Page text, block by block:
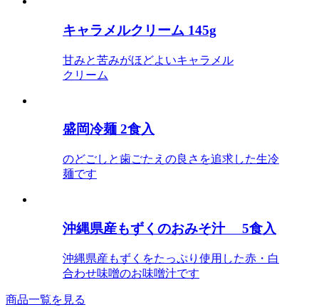
キャラメルクリーム 145g
甘みと苦みがほどよいキャラメル
クリーム
盛岡冷麺 2食入
のどごしと歯ごたえの良さを追求した生冷
麺です
沖縄県産もずくのおみそ汁 5食入
沖縄県産もずくをたっぷり使用した赤・白
合わせ味噌のお味噌汁です
商品一覧を見る